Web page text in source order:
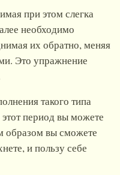
при этом слегка
необходимо
их обратно, меняя
Это упражнение
такого типа
период вы можете
образом вы сможете
и пользу себе